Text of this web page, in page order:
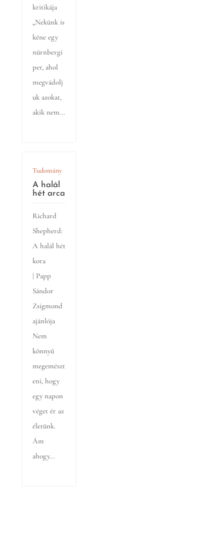
kritikája
„Nekünk is
kéne egy
nürnbergi
per, ahol
megvádolj
uk azokat,
akik nem...
Tudomány
A halál
hét arca
Richard
Shepherd:
A halál hét
kora
| Papp
Sándor
Zsigmond
ajánlója
Nem
könnyű
megemészt
eni, hogy
egy napon
véget ér az
életünk.
Ám
ahogy...